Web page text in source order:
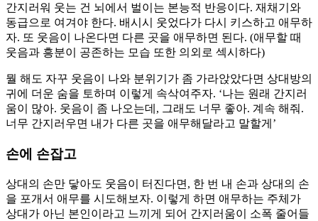
간지러워 웃는 건 뇌에서 벌이는 본능적 반응이다. 재채기와
동급으로 여겨야 한다. 배시시 웃었다가 다시 키스하고 애무하
자. 또 웃음이 나온다면 다른 곳을 애무하면 된다. (애무할 때
웃음과 흥분이 공존하는 모습 또한 의외로 섹시하다)
뭘 해도 자꾸 웃음이 나와 분위기가 좀 가라앉았다면 상대방의
귀에 더운 숨을 토하며 이렇게 속삭여주자. ‘나는 원래 간지러
움이 많아. 웃음이 좀 나오는데, 그래도 너무 좋아. 계속 해줘.
너무 간지러우면 내가 다른 곳을 애무해달라고 말할게’
손에 손잡고
상대의 손만 닿아도 웃음이 터진다면, 한 번 내 손과 상대의 손
을 포개서 애무를 시도해보자. 이렇게 하면 애무하는 주체가
상대가 아닌 본인이라고 느끼게 되어 간지러움이 소폭 줄어들